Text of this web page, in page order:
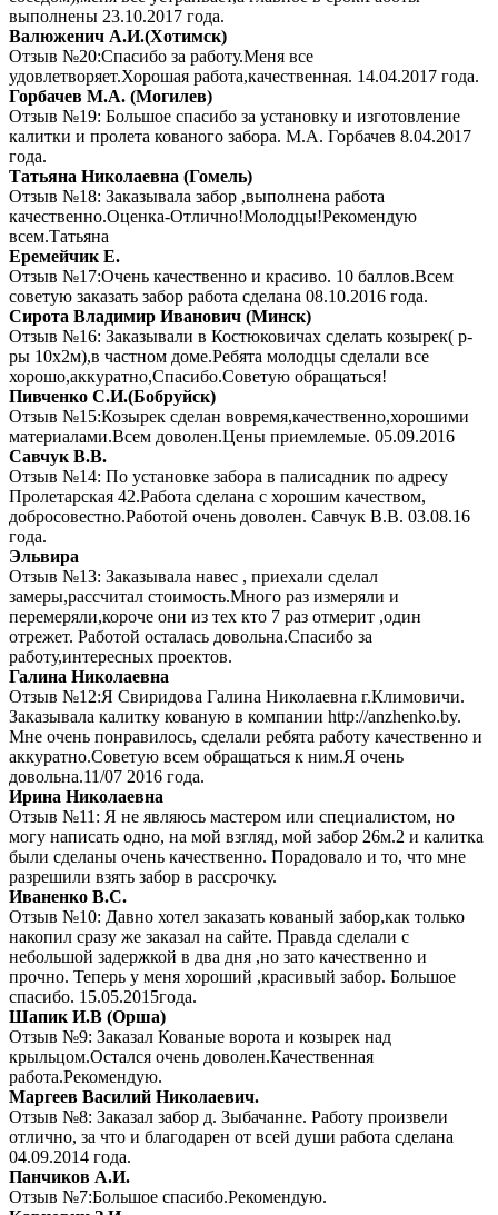
выполнены 23.10.2017 года.
Валюженич А.И.(Хотимск)
Отзыв №20:Спасибо за работу.Меня все
удовлетворяет.Хорошая работа,качественная. 14.04.2017 года.
Горбачев М.А. (Могилев)
Отзыв №19: Большое спасибо за установку и изготовление
калитки и пролета кованого забора. М.А. Горбачев 8.04.2017
года.
Татьяна Николаевна (Гомель)
Отзыв №18: Заказывала забор ,выполнена работа
качественно.Оценка-Отлично!Молодцы!Рекомендую
всем.Татьяна
Еремейчик Е.
Отзыв №17:Очень качественно и красиво. 10 баллов.Всем
советую заказать забор работа сделана 08.10.2016 года.
Сирота Владимир Иванович (Минск)
Отзыв №16: Заказывали в Костюковичах сделать козырек( р-
ры 10х2м),в частном доме.Ребята молодцы сделали все
хорошо,аккуратно,Спасибо.Советую обращаться!
Пивченко С.И.(Бобруйск)
Отзыв №15:Козырек сделан вовремя,качественно,хорошими
материалами.Всем доволен.Цены приемлемые. 05.09.2016
Савчук В.В.
Отзыв №14: По установке забора в палисадник по адресу
Пролетарская 42.Работа сделана с хорошим качеством,
добросовестно.Работой очень доволен. Савчук В.В. 03.08.16
года.
Эльвира
Отзыв №13: Заказывала навес , приехали сделал
замеры,рассчитал стоимость.Много раз измеряли и
перемеряли,короче они из тех кто 7 раз отмерит ,один
отрежет. Работой осталась довольна.Спасибо за
работу,интересных проектов.
Галина Николаевна
Отзыв №12:Я Свиридова Галина Николаевна г.Климовичи.
Заказывала калитку кованую в компании http://anzhenko.by.
Мне очень понравилось, сделали ребята работу качественно и
аккуратно.Советую всем обращаться к ним.Я очень
довольна.11/07 2016 года.
Ирина Николаевна
Отзыв №11: Я не являюсь мастером или специалистом, но
могу написать одно, на мой взгляд, мой забор 26м.2 и калитка
были сделаны очень качественно. Порадовало и то, что мне
разрешили взять забор в рассрочку.
Иваненко В.С.
Отзыв №10: Давно хотел заказать кованый забор,как только
накопил сразу же заказал на сайте. Правда сделали с
небольшой задержкой в два дня ,но зато качественно и
прочно. Теперь у меня хороший ,красивый забор. Большое
спасибо. 15.05.2015года.
Шапик И.В (Орша)
Отзыв №9: Заказал Кованые ворота и козырек над
крыльцом.Остался очень доволен.Качественная
работа.Рекомендую.
Маргеев Василий Николаевич.
Отзыв №8: Заказал забор д. Зыбачанне. Работу произвели
отлично, за что и благодарен от всей души работа сделана
04.09.2014 года.
Панчиков А.И.
Отзыв №7:Большое спасибо.Рекомендую.